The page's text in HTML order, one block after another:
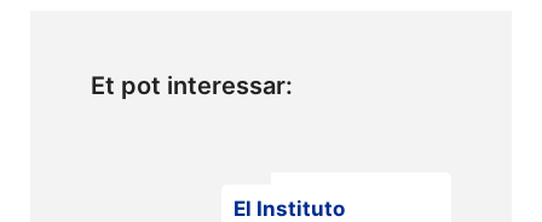
Et pot interessar:
El Instituto